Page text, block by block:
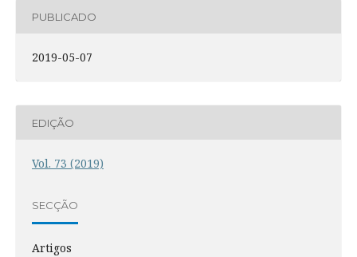
PUBLICADO
2019-05-07
EDIÇÃO
Vol. 73 (2019)
SECÇÃO
Artigos